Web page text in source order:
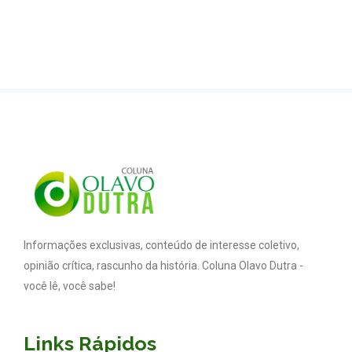
Informações exclusivas, conteúdo de interesse coletivo,
opinião crítica, rascunho da história. Coluna Olavo Dutra -
você lê, você sabe!
Links Rápidos